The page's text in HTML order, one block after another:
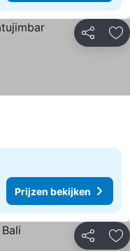
Delen
Prijzen bekijken
Delen